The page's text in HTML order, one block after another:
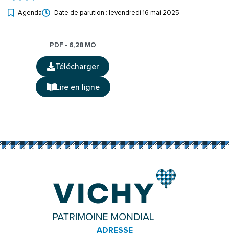
Agenda Date de parution : levendredi 16 mai 2025
PDF - 6,28 MO
Télécharger
(ouverture dans un nouvel onglet)
Lire en ligne
ADRESSE